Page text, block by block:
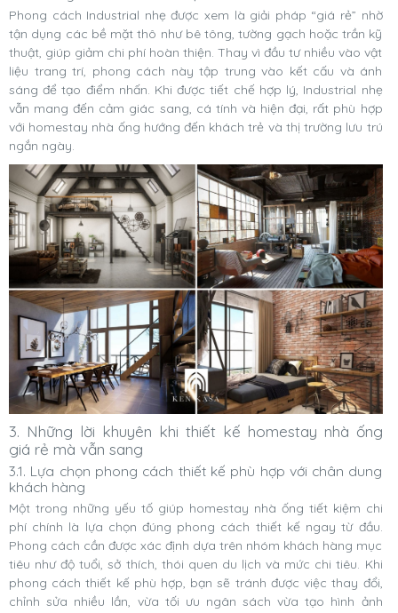
Phong cách Industrial nhẹ được xem là giải pháp “giá rẻ” nhờ
tận dụng các bề mặt thô như bê tông, tường gạch hoặc trần kỹ
thuật, giúp giảm chi phí hoàn thiện. Thay vì đầu tư nhiều vào vật
liệu trang trí, phong cách này tập trung vào kết cấu và ánh
sáng để tạo điểm nhấn. Khi được tiết chế hợp lý, Industrial nhẹ
vẫn mang đến cảm giác sang, cá tính và hiện đại, rất phù hợp
với homestay nhà ống hướng đến khách trẻ và thị trường lưu trú
ngắn ngày.
3. Những lời khuyên khi thiết kế homestay nhà ống
giá rẻ mà vẫn sang
3.1. Lựa chọn phong cách thiết kế phù hợp với chân dung
khách hàng
Một trong những yếu tố giúp homestay nhà ống tiết kiệm chi
phí chính là lựa chọn đúng phong cách thiết kế ngay từ đầu.
Phong cách cần được xác định dựa trên nhóm khách hàng mục
tiêu như độ tuổi, sở thích, thói quen du lịch và mức chi tiêu. Khi
phong cách thiết kế phù hợp, bạn sẽ tránh được việc thay đổi,
chỉnh sửa nhiều lần, vừa tối ưu ngân sách vừa tạo hình ảnh